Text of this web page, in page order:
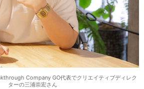
Company GO代表でクリエイティブディレク
ターの三浦崇宏さん